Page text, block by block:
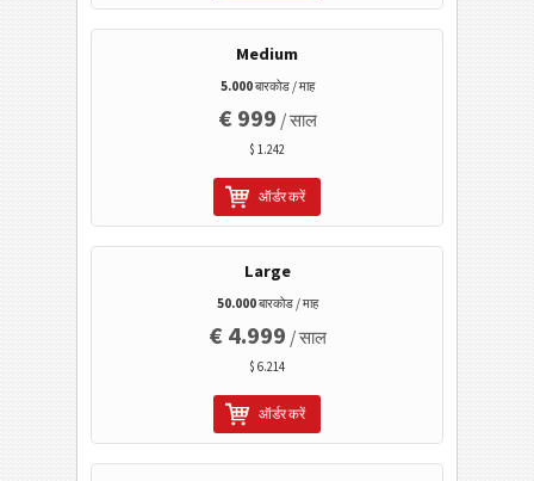
मोबाइल टैगिंग
स्वास्थ्य सेवा
आईएसबीएन कोड
बिजनेस कार्ड
कैलेंडर कोड
वाई-फाई बारकोड
Medium
5.000बारकोड / माह
€ 999 / साल
$ 1.242
ऑर्डर करें
Large
50.000बारकोड / माह
€ 4.999 / साल
$ 6.214
ऑर्डर करें